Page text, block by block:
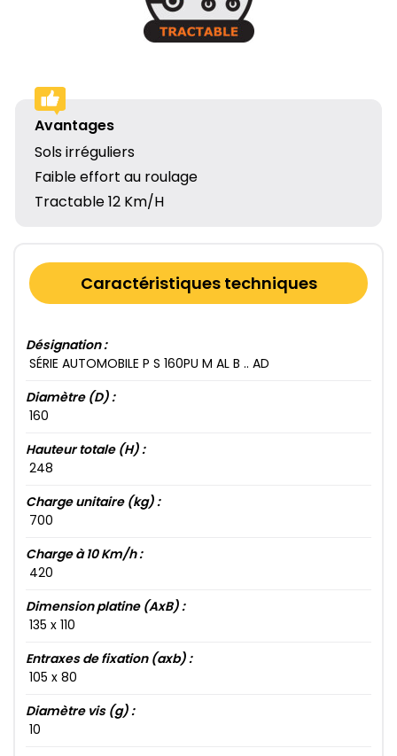
Avantages
Sols irréguliers
Faible effort au roulage
Tractable 12 Km/H
Caractéristiques techniques
Désignation :
SÉRIE AUTOMOBILE P S 160​PU M AL B .. AD
Diamètre (D) :
160​
Hauteur totale (H) :
248​
Charge unitaire (kg) :
700​
Charge à 10 Km/h :
420​
Dimension platine (AxB) :
135​ x 110​
Entraxes de fixation (axb) :
105​ x 80​
Diamètre vis (g) :
10​